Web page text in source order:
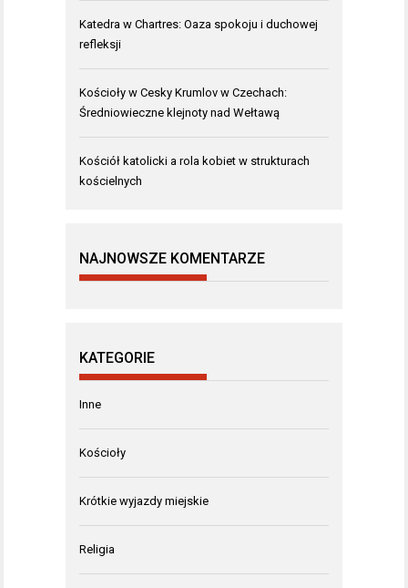
Katedra w Chartres: Oaza spokoju i duchowej
refleksji
Kościoły w Cesky Krumlov w Czechach:
Średniowieczne klejnoty nad Wełtawą
Kościół katolicki a rola kobiet w strukturach
kościelnych
NAJNOWSZE KOMENTARZE
KATEGORIE
Inne
Kościoły
Krótkie wyjazdy miejskie
Religia